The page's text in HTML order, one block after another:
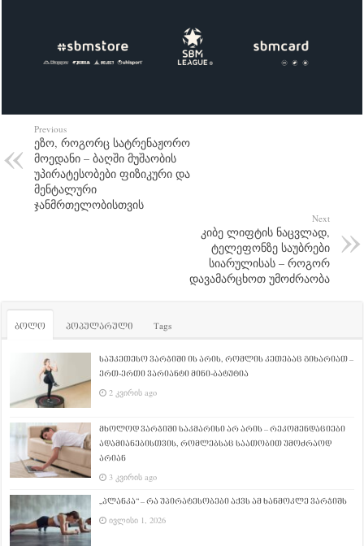
Previous
ეზო, როგორც სატრენაჟორო
მოედანი – ბაღში მუშაობის
უპირატესობები ფიზიკური და
მენტალური
ჯანმრთელობისთვის
Next
კიბე ლიფტის ნაცვლად,
ტელეფონზე საუბრები
სიარულისას – როგორ
დავამარცხოთ უმოძრაობა
ბოლო პოპულარული Tags
საუკეთესო ვარჯიში ის არის, რომლის კეთებაც გიხარიათ –
ერთ-ერთი ვარიანტი მინი-ბატუტია
2 კვირის ago
მხოლოდ ვარჯიში საკმარისი არ არის – რეკომენდაციები
ადამიანებისთვის, რომლებსაც საათობით უმოძრაოდ
არიან
3 კვირის ago
„პლანკა“ – რა უპირატესობები აქვს ამ ხანმოკლე ვარჯიშს
ივლისი 1, 2026